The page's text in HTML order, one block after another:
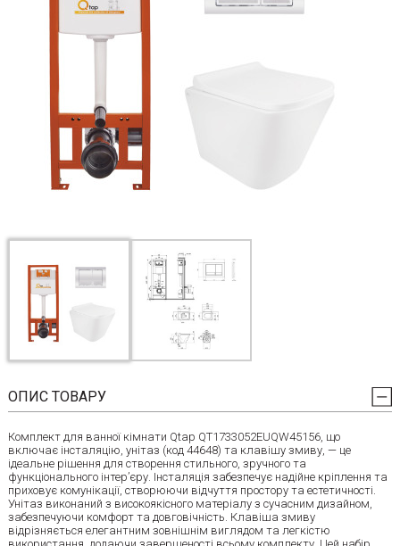
ОПИС ТОВАРУ
Комплект для ванної кімнати Qtap QT1733052EUQW45156, що
включає інсталяцію, унітаз (код 44648) та клавішу змиву, — це
ідеальне рішення для створення стильного, зручного та
функціонального інтер’єру. Інсталяція забезпечує надійне кріплення та
приховує комунікації, створюючи відчуття простору та естетичності.
Унітаз виконаний з високоякісного матеріалу з сучасним дизайном,
забезпечуючи комфорт та довговічність. Клавіша змиву
відрізняється елегантним зовнішнім виглядом та легкістю